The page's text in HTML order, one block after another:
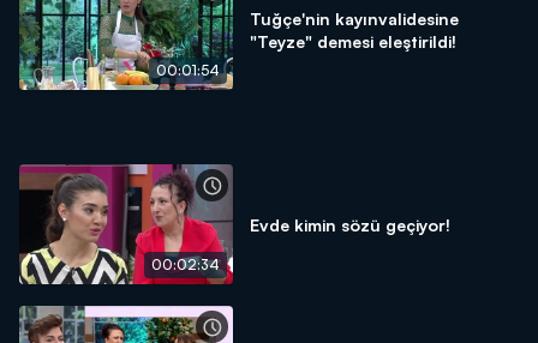
00:01:54
Tuğçe'nin kayınvalidesine
"Teyze" demesi eleştirildi!
00:02:34
Evde kimin sözü geçiyor!